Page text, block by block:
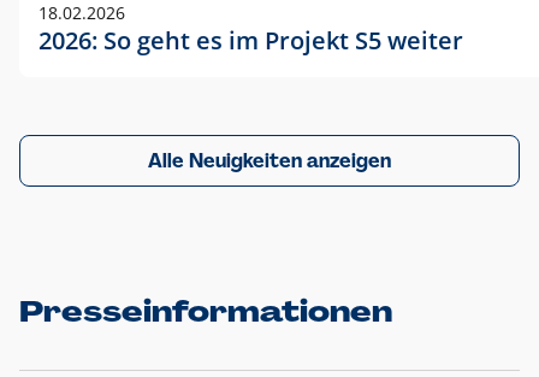
18.02.2026
2026: So geht es im Projekt S5 weiter
Alle Neuigkeiten anzeigen
Presseinformationen